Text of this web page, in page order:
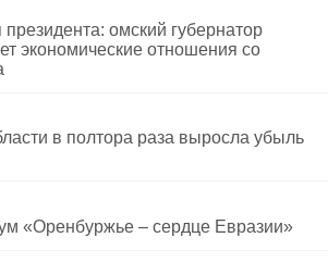
омский губернатор
экономические отношения со
в полтора раза выросла убыль
«Оренбуржье – сердце Евразии»